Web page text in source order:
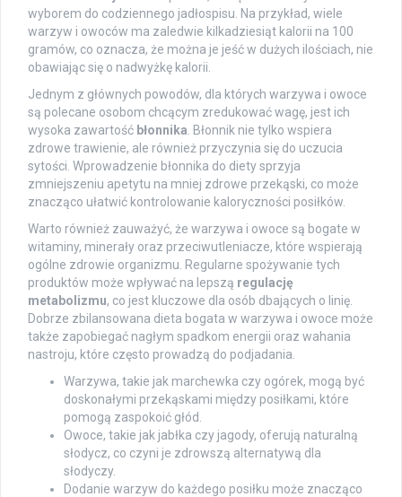
wyborem do codziennego jadłospisu. Na przykład, wiele
warzyw i owoców ma zaledwie kilkadziesiąt kalorii na 100
gramów, co oznacza, że można je jeść w dużych ilościach, nie
obawiając się o nadwyżkę kalorii.
Jednym z głównych powodów, dla których warzywa i owoce
są polecane osobom chcącym zredukować wagę, jest ich
wysoka zawartość błonnika . Błonnik nie tylko wspiera
zdrowe trawienie, ale również przyczynia się do uczucia
sytości. Wprowadzenie błonnika do diety sprzyja
zmniejszeniu apetytu na mniej zdrowe przekąski, co może
znacząco ułatwić kontrolowanie kaloryczności posiłków.
Warto również zauważyć, że warzywa i owoce są bogate w
witaminy, minerały oraz przeciwutleniacze, które wspierają
ogólne zdrowie organizmu. Regularne spożywanie tych
produktów może wpływać na lepszą regulację
metabolizmu, co jest kluczowe dla osób dbających o linię.
Dobrze zbilansowana dieta bogata w warzywa i owoce może
także zapobiegać nagłym spadkom energii oraz wahania
nastroju, które często prowadzą do podjadania.
Warzywa, takie jak marchewka czy ogórek, mogą być
doskonałymi przekąskami między posiłkami, które
pomogą zaspokoić głód.
Owoce, takie jak jabłka czy jagody, oferują naturalną
słodycz, co czyni je zdrowszą alternatywą dla
słodyczy.
Dodanie warzyw do każdego posiłku może znacząco